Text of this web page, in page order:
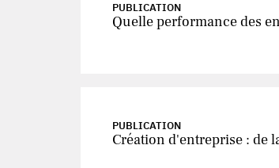
PUBLICATION
Quelle performance des
PUBLICATION
Création d'entreprise : de